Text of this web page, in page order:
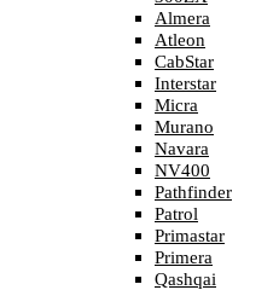
Almera
Atleon
CabStar
Interstar
Micra
Murano
Navara
NV400
Pathfinder
Patrol
Primastar
Primera
Qashqai